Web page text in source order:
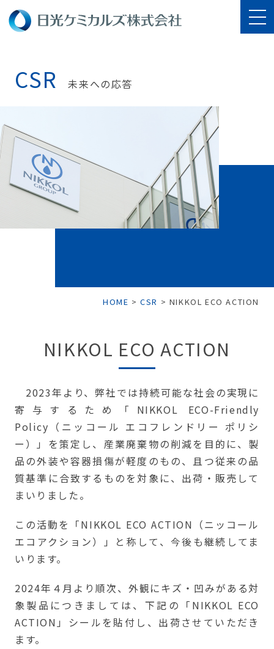
CSR 未来への応答
HOME >CSR > NIKKOL ECO ACTION
NIKKOL ECO ACTION
2023年より、弊社では持続可能な社会の実現に
寄与するため「NIKKOL ECO-Friendly
Policy（ニッコール エコフレンドリー ポリシ
ー）」を策定し、産業廃棄物の削減を目的に、製
品の外装や容器損傷が軽度のもの、且つ従来の品
質基準に合致するものを対象に、出荷・販売して
まいりました。
この活動を「NIKKOL ECO ACTION（ニッコール
エコアクション）」と称して、今後も継続してま
いります。
2024年４月より順次、外観にキズ・凹みがある対
象製品につきましては、下記の「NIKKOL ECO
ACTION」シールを貼付し、出荷させていただき
ます。